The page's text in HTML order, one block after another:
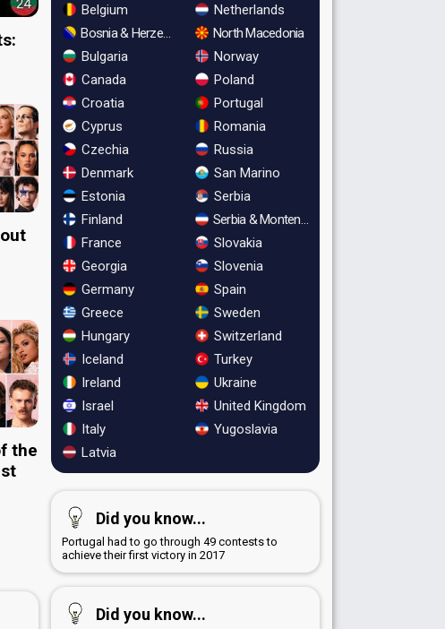
the
Belgium
Bosnia & Herzegovina
Bulgaria
Canada
Croatia
Cyprus
Czechia
Denmark
Estonia
Finland
France
Georgia
Germany
Greece
Hungary
Iceland
Ireland
Israel
Italy
Latvia
Netherlands
North Macedonia
Norway
Poland
Portugal
Romania
Russia
San Marino
Serbia
Serbia & Montenegro
Slovakia
Slovenia
Spain
Sweden
Switzerland
Turkey
Ukraine
United Kingdom
Yugoslavia
Did you know...
Portugal had to go through 49 contests to
achieve their first victory in 2017
Did you know...